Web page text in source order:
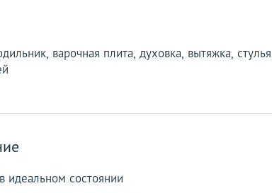
варочная плита, духовка, вытяжка,
идеальном состоянии